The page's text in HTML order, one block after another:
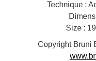
Technique :
Size :
Copyright Bruni